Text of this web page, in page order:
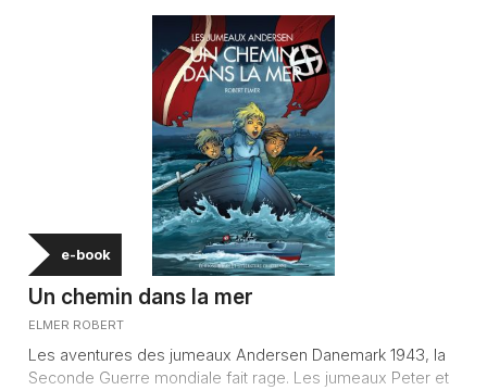
e-book
Un chemin dans la mer
ELMER ROBERT
Les aventures des jumeaux Andersen Danemark 1943, la
Seconde Guerre mondiale fait rage. Les jumeaux Peter et